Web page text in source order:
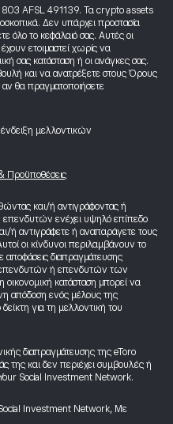
803 AFSL 491139. Τα crypto assets
Δεν υπάρχει προστασία
όλο το κεφάλαιό σας. Αυτές οι
ετοιμαστεί χωρίς να
σας κατάσταση ή οι ανάγκες σας.
και να ανατρέξετε στους Όρους
αν θα πραγματοποιήσετε
μελλοντικών
Προϋποθέσεις
και/ή αντιγράφοντας ή
ενέχει υψηλό επίπεδο
ή αντιγράφετε ή αναπαράγετε τους
οι κίνδυνοι περιλαμβάνουν το
αποφάσεις διαπραγμάτευσης
ή επενδυτών των
κατάσταση μπορεί να
απόδοση ενός μέλους της
για τη μελλοντική του
διαπραγμάτευσης της eToro
της και δεν περιέχει συμβουλές ή
Social Investment Network.
Investment Network, Με